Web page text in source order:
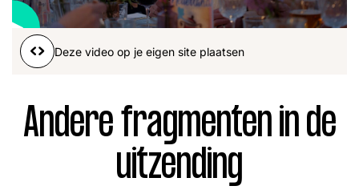
Word lid
Facebook
Instagram
John Julius Martijn
Nieuws Nieuwsbrief
Deze video op je eigen site plaatsen
Andere fragmenten in de
uitzending